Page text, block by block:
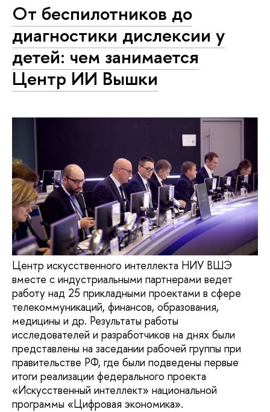
От беспилотников до
диагностики дислексии у
детей: чем занимается
Центр ИИ Вышки
Центр искусственного интеллекта НИУ ВШЭ
вместе с индустриальными партнерами ведет
работу над 25 прикладными проектами в сфере
телекоммуникаций, финансов, образования,
медицины и др. Результаты работы
исследователей и разработчиков на днях были
представлены на заседании рабочей группы при
правительстве РФ, где были подведены первые
итоги реализации федерального проекта
«Искусственный интеллект» национальной
программы «Цифровая экономика».